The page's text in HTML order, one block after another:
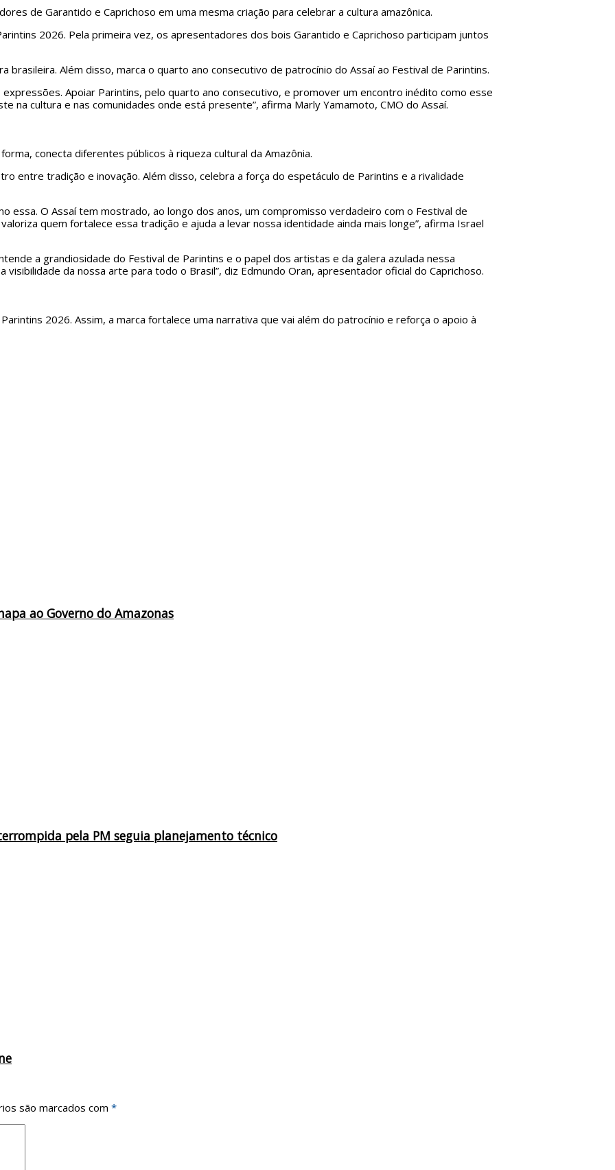
de Garantido e Caprichoso em uma mesma criação para celebrar a cultura amazônica.
2026. Pela primeira vez, os apresentadores dos bois Garantido e Caprichoso participam juntos
brasileira. Além disso, marca o quarto ano consecutivo de patrocínio do Assaí ao Festival de Parintins.
Apoiar Parintins, pelo quarto ano consecutivo, e promover um encontro inédito como esse
na cultura e nas comunidades onde está presente”, afirma Marly Yamamoto, CMO do Assaí.
conecta diferentes públicos à riqueza cultural da Amazônia.
entre tradição e inovação. Além disso, celebra a força do espetáculo de Parintins e a rivalidade
essa. O Assaí tem mostrado, ao longo dos anos, um compromisso verdadeiro com o Festival de
quem fortalece essa tradição e ajuda a levar nossa identidade ainda mais longe”, afirma Israel
a grandiosidade do Festival de Parintins e o papel dos artistas e da galera azulada nessa
da nossa arte para todo o Brasil”, diz Edmundo Oran, apresentador oficial do Caprichoso.
2026. Assim, a marca fortalece uma narrativa que vai além do patrocínio e reforça o apoio à
ao Governo do Amazonas
pela PM seguia planejamento técnico
são marcados com *